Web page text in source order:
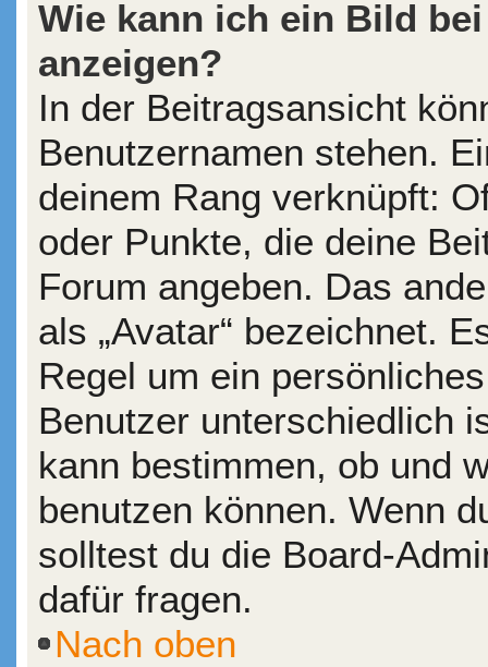
Wie kann ich ein Bild
anzeigen?
In der Beitragsansicht
Benutzernamen stehen.
deinem Rang verknüpft:
oder Punkte, die deine
Forum angeben. Das
als „Avatar“ bezeichnet.
Regel um ein
Benutzer unterschiedlich
kann bestimmen, ob und
benutzen können. Wenn
solltest du die Board-
dafür fragen.
Nach oben